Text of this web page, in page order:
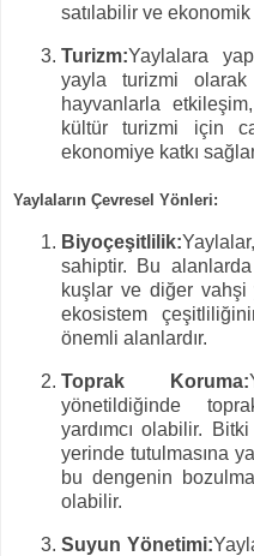
satılabilir ve
Turizm:Yaylalara
yayla turizmi
hayvanlarla
kültür turizmi için
ekonomiye katkı
Yaylaların Çevresel Yönleri:
Biyoçeşitlilik:
sahiptir. Bu
kuşlar ve diğer vahşi
ekosistem
önemli alanlardır.
Toprak Koruma:
yönetildiğinde
yardımcı olabilir.
yerinde tutulmasına
bu dengenin
olabilir.
Suyun Yönetimi: